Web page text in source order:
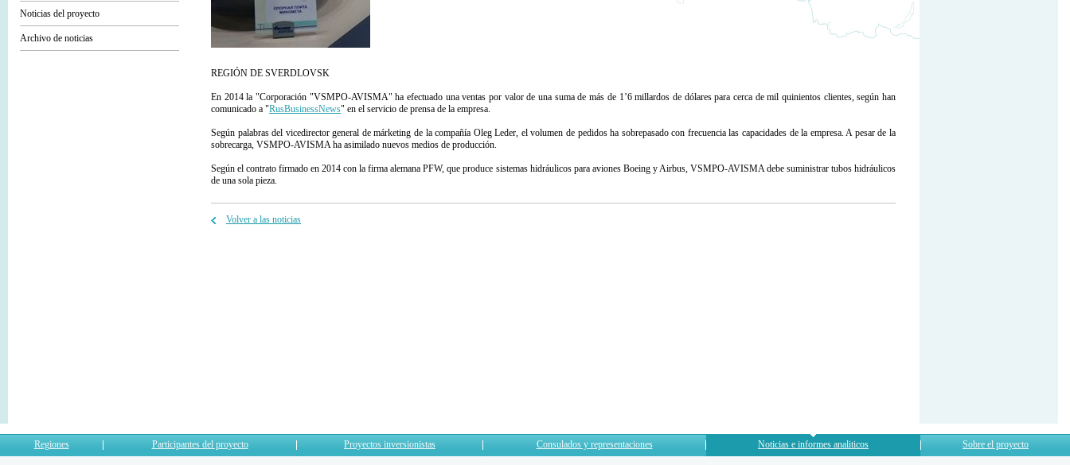
Noticias del proyecto
Archivo de noticias
REGIÓN DE SVERDLOVSK
En 2014 la "Corporación "VSMPO-AVISMA" ha efectuado una ventas por valor de una suma de más de 1’6 millardos de dólares para cerca de mil quinientos clientes, según han
comunicado a "RusBusinessNews" en el servicio de prensa de la empresa.
Según palabras del vicedirector general de márketing de la compañía Oleg Leder, el volumen de pedidos ha sobrepasado con frecuencia las capacidades de la empresa. A pesar de la
sobrecarga, VSMPO-AVISMA ha asimilado nuevos medios de producción.
Según el contrato firmado en 2014 con la firma alemana PFW, que produce sistemas hidráulicos para aviones Boeing y Airbus, VSMPO-AVISMA debe suministrar tubos hidráulicos
de una sola pieza.
Volver a las noticias
Regiones Participantes del proyecto Proyectos inversionistas Consulados y representaciones Noticias e informes analiticos Sobre el proyecto